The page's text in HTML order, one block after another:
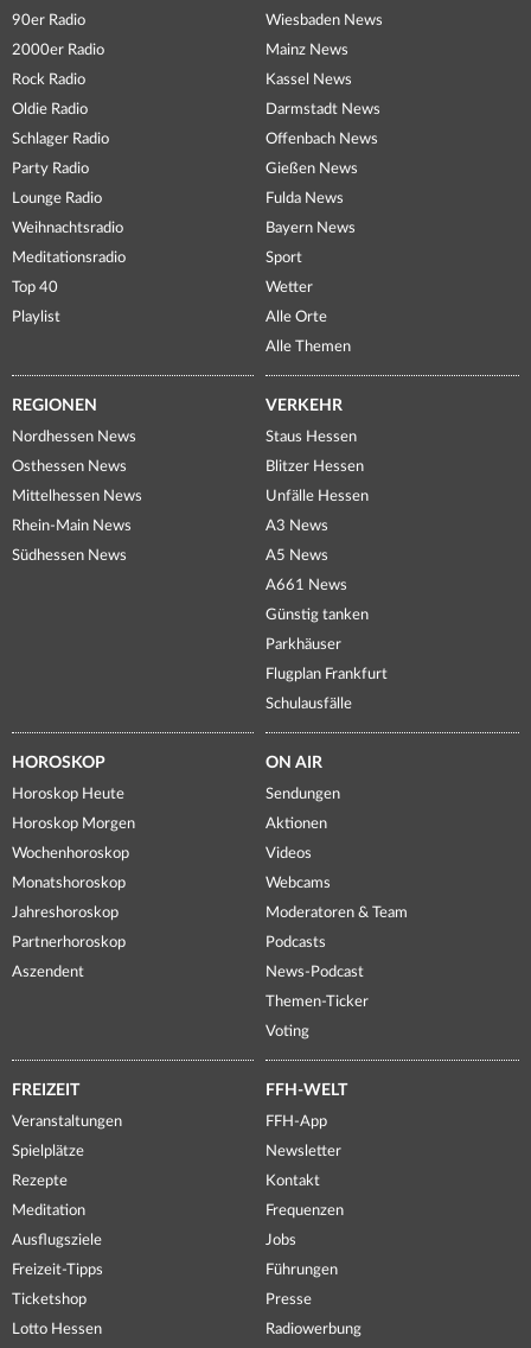
90er Radio
2000er Radio
Rock Radio
Oldie Radio
Schlager Radio
Party Radio
Lounge Radio
Weihnachtsradio
Meditationsradio
Top 40
Playlist
Wiesbaden News
Mainz News
Kassel News
Darmstadt News
Offenbach News
Gießen News
Fulda News
Bayern News
Sport
Wetter
Alle Orte
Alle Themen
REGIONEN
Nordhessen News
Osthessen News
Mittelhessen News
Rhein-Main News
Südhessen News
VERKEHR
Staus Hessen
Blitzer Hessen
Unfälle Hessen
A3 News
A5 News
A661 News
Günstig tanken
Parkhäuser
Flugplan Frankfurt
Schulausfälle
HOROSKOP
Horoskop Heute
Horoskop Morgen
Wochenhoroskop
Monatshoroskop
Jahreshoroskop
Partnerhoroskop
Aszendent
ON AIR
Sendungen
Aktionen
Videos
Webcams
Moderatoren & Team
Podcasts
News-Podcast
Themen-Ticker
Voting
FREIZEIT
Veranstaltungen
Spielplätze
Rezepte
Meditation
Ausflugsziele
Freizeit-Tipps
Ticketshop
Lotto Hessen
FFH-WELT
FFH-App
Newsletter
Kontakt
Frequenzen
Jobs
Führungen
Presse
Radiowerbung